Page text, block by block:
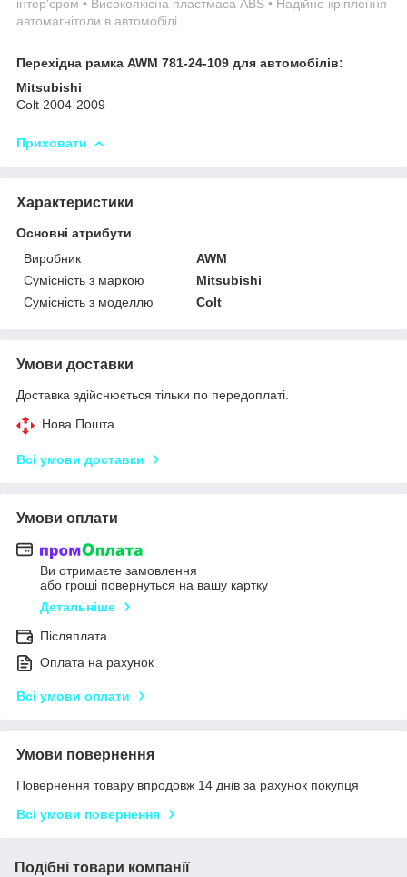
інтер'єром • Високоякісна пластмаса ABS • Надійне кріплення
автомагнітоли в автомобілі
Перехідна рамка AWM 781-24-109 для автомобілів:
Mitsubishi
Colt 2004-2009
Приховати
Характеристики
Основні атрибути
Виробник
AWM
Сумісність з маркою
Mitsubishi
Сумісність з моделлю
Colt
Умови доставки
Доставка здійснюється тільки по передоплаті.
Нова Пошта
Всі умови доставки
Умови оплати
Ви отримаєте замовлення
або гроші повернуться на вашу картку
Детальніше
Післяплата
Оплата на рахунок
Всі умови оплати
Умови повернення
Повернення товару впродовж 14 днів за рахунок покупця
Всі умови повернення
Подібні товари компанії